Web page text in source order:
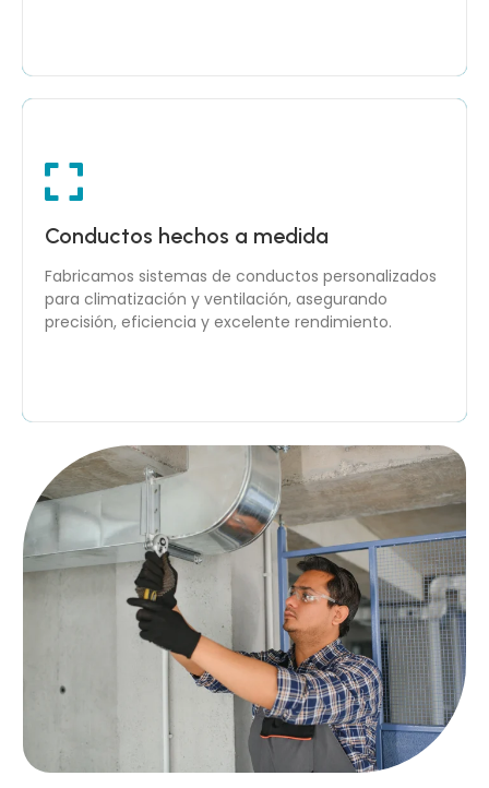
Conductos hechos a medida
Fabricamos sistemas de conductos personalizados
para climatización y ventilación, asegurando
precisión, eficiencia y excelente rendimiento.
Montaje profesional y controlado
materiales certificados, garantizando un flujo de
aire óptimo y una estructura duradera.